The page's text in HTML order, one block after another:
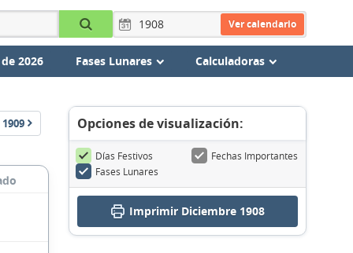
Ver calendario
2026 Fases Lunares Calculadoras
1909 Opciones de visualización:
Días Festivos
Fechas Importantes
Fases Lunares
Imprimir Diciembre 1908